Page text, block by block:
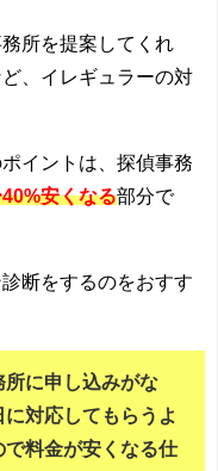
所を提案してくれ
、イレギュラーの対
イントは、探偵事務
安くなる部分で
断をするのをおすす
に申し込みがな
対応してもらうよ
で料金が安くなる仕